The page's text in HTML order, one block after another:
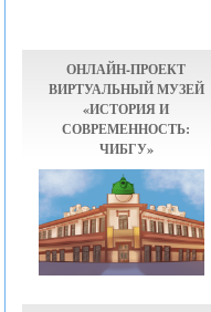
ОНЛАЙН-ПРОЕКТ
ВИРТУАЛЬНЫЙ МУЗЕЙ
«ИСТОРИЯ И
СОВРЕМЕННОСТЬ:
ЧИБГУ»